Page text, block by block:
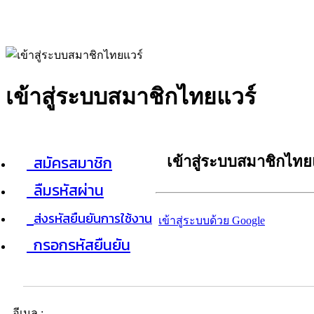
เข้าสู่ระบบสมาชิกไทยแวร์
สมัครสมาชิก
ลืมรหัสผ่าน
ส่งรหัสยืนยันการใช้งาน
กรอกรหัสยืนยัน
เข้าสู่ระบบสมาชิกไท
เข้าสู่ระบบด้วย Google